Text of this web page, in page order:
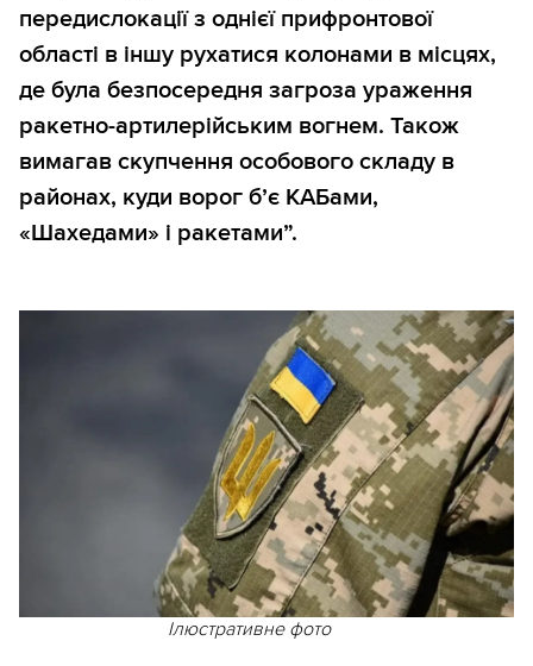
передислокації з однієї прифронтової
області в іншу рухатися колонами в місцях,
де була безпосередня загроза ураження
ракетно-артилерійським вогнем. Також
вимагав скупчення особового складу в
районах, куди ворог б’є КАБами,
«Шахедами» і ракетами”.
Ілюстративне фото